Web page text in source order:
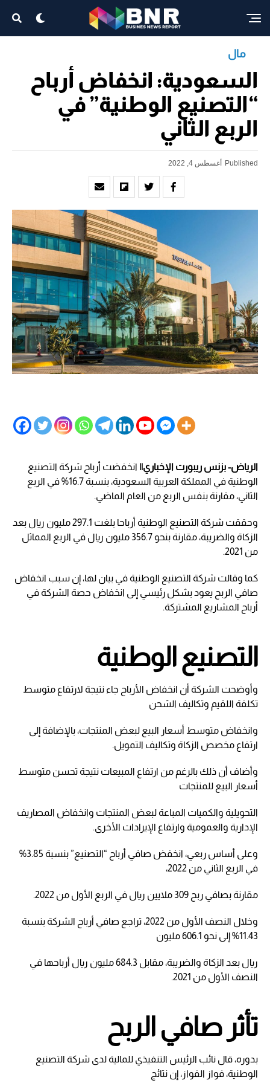
مال
السعودية: انخفاض أرباح
“التصنيع الوطنية” في
الربع الثاني
Published أغسطس 4, 2022
الرياض- بزنس ريبورت الإخباري|| انخفضت أرباح شركة التصنيع
الوطنية في المملكة العربية السعودية، بنسبة 16.7% في الربع
الثاني، مقارنة بنفس الربع من العام الماضي.
وحققت شركة التصنيع الوطنية أرباحا بلغت 297.1 مليون ريال بعد
الزكاة والضريبة، مقارنة بنحو 356.7 مليون ريال في الربع المماثل
من 2021.
كما وقالت شركة التصنيع الوطنية في بيان لها، إن سبب انخفاض
صافي الربح يعود بشكل رئيسي إلى انخفاض حصة الشركة في
أرباح المشاريع المشتركة.
التصنيع الوطنية
وأوضحت الشركة أن انخفاض الأرباح جاء نتيجة لارتفاع متوسط
تكلفة اللقيم وتكاليف الشحن
وانخفاض متوسط أسعار البيع لبعض المنتجات، بالإضافة إلى
ارتفاع مخصص الزكاة وتكاليف التمويل.
وأضاف أن ذلك بالرغم من ارتفاع المبيعات نتيجة تحسن متوسط
أسعار البيع للمنتجات
التحويلية والكميات المباعة لبعض المنتجات وانخفاض المصاريف
الإدارية والعمومية وارتفاع الإيرادات الأخرى.
وعلى أساس ربعي، انخفض صافي أرباح “التصنيع” بنسبة 3.85%
في الربع الثاني من 2022،
مقارنة بصافي ربح 309 ملايين ريال في الربع الأول من 2022.
وخلال النصف الأول من 2022، تراجع صافي أرباح الشركة بنسبة
11.43% إلى نحو 606.1 مليون
ريال بعد الزكاة والضريبة، مقابل 684.3 مليون ريال أرباحها في
النصف الأول من 2021.
تأثر صافي الربح
بدوره، قال نائب الرئيس التنفيذي للمالية لدى شركة التصنيع
الوطنية، فواز الفواز، إن نتائج